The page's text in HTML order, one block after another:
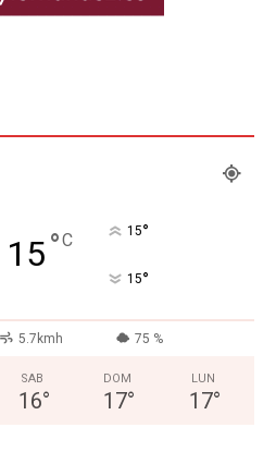
15°C 15°
15°
5.7kmh 75 %
SAB
16°
DOM
17°
LUN
17°